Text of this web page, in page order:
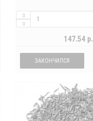
147.54 р.
ЗАКОНЧИЛСЯ